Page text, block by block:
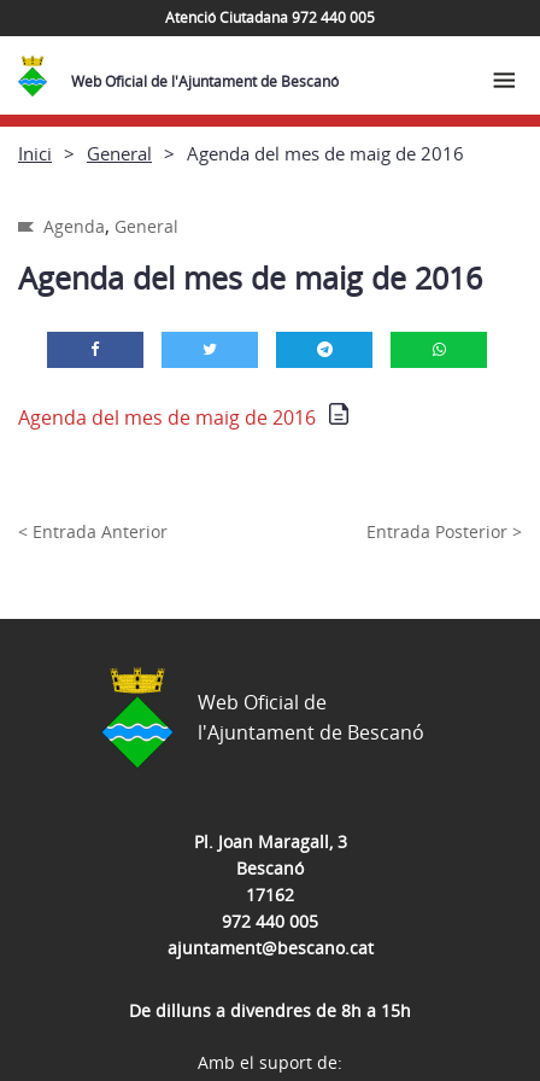
Atenció Ciutadana 972 440 005
Web Oficial de l'Ajuntament de Bescanó
Inici General Agenda del mes de maig de 2016
Agenda, General
Agenda del mes de maig de 2016
Agenda del mes de maig de 2016
< Entrada Anterior Entrada Posterior >
Pl. Joan Maragall, 3
Bescanó
17162
972 440 005
ajuntament@bescano.cat
De dilluns a divendres de 8h a 15h
Web Oficial de
l'Ajuntament de Bescanó
Amb el suport de: